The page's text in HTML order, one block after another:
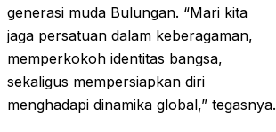
generasi muda Bulungan. “Mari kita
jaga persatuan dalam keberagaman,
memperkokoh identitas bangsa,
sekaligus mempersiapkan diri
menghadapi dinamika global,” tegasnya.